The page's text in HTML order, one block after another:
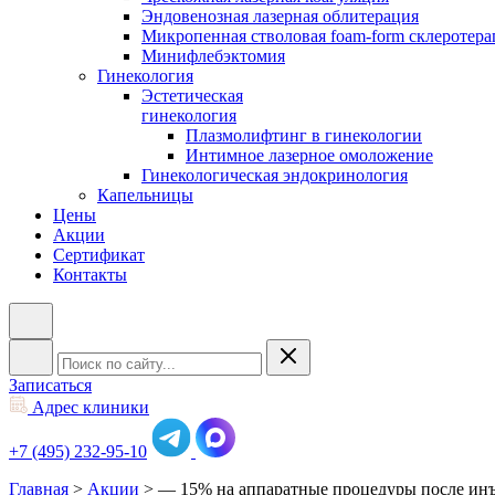
Эндовенозная лазерная облитерация
Микропенная стволовая foam-form
Минифлебэктомия
Гинекология
Эстетическая
гинекология
Плазмолифтинг в гинекологии
Интимное лазерное омоложение
Гинекологическая эндокринология
Капельницы
Цены
Акции
Сертификат
Контакты
Записаться
Адрес клиники
+7 (495) 232-95-10
Главная > Акции > — 15% на аппаратные процедуры после